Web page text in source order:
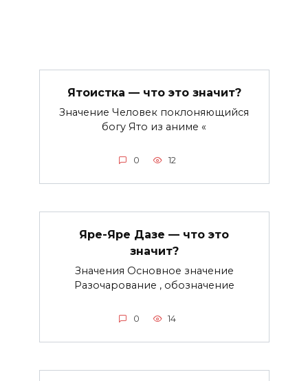
Ятоистка — что это значит?
Значение Человек поклоняющийся
богу Ято из аниме «
0 12
Яре-Яре Дазе — что это
значит?
Значения Основное значение
Разочарование , обозначение
0 14